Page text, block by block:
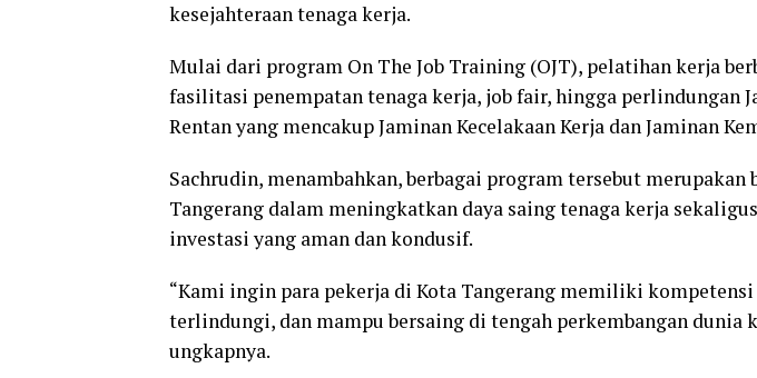
kesejahteraan tenaga kerja.
Mulai dari program On The Job Training (OJT), pelatihan kerja
fasilitasi penempatan tenaga kerja, job fair, hingga perlindungan
Rentan yang mencakup Jaminan Kecelakaan Kerja dan Jaminan
Sachrudin, menambahkan, berbagai program tersebut
Tangerang dalam meningkatkan daya saing tenaga kerja
investasi yang aman dan kondusif.
“Kami ingin para pekerja di Kota Tangerang memiliki
terlindungi, dan mampu bersaing di tengah perkembangan dunia
ungkapnya.